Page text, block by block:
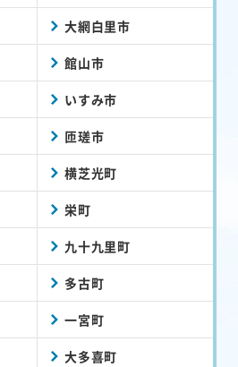
大網白里市
館山市
いすみ市
匝瑳市
横芝光町
栄町
九十九里町
多古町
一宮町
大多喜町